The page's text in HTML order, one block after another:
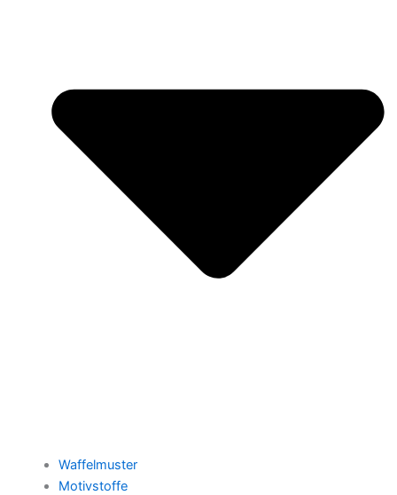
Waffelmuster
Motivstoffe